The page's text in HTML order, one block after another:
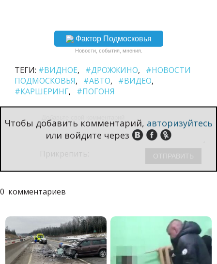
Фактор Подмосковья
Новости, события, мнения.
ТЕГИ: #ВИДНОЕ #ДРОЖЖИНО
#НОВОСТИ
ПОДМОСКОВЬЯ
#АВТО
#ВИДЕО
#КАРШЕРИНГ
#ПОГОНЯ
Чтобы добавить комментарий, авторизуйтесь
или войдите через
0 комментариев